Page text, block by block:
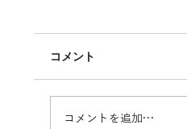
コメント
コメントを追加…